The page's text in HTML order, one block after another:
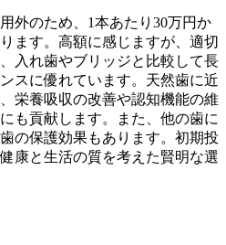
外のため、1本あたり30万円か
ます。高額に感じますが、適切
入れ歯やブリッジと比較して長
スに優れています。天然歯に近
栄養吸収の改善や認知機能の維
も貢献します。また、他の歯に
の保護効果もあります。初期投
康と生活の質を考えた賢明な選